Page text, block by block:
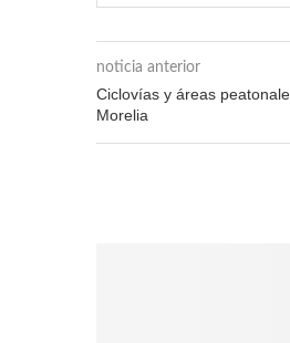
noticia anterior
Ciclovías y áreas
Morelia